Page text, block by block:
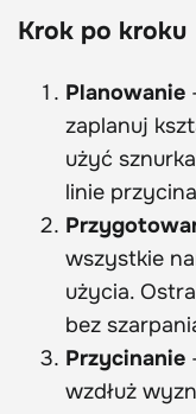
Krok po kroku
Planowanie
zaplanuj
użyć
linie
wszystkie
użycia.
bez
Przycinanie
wzdłuż